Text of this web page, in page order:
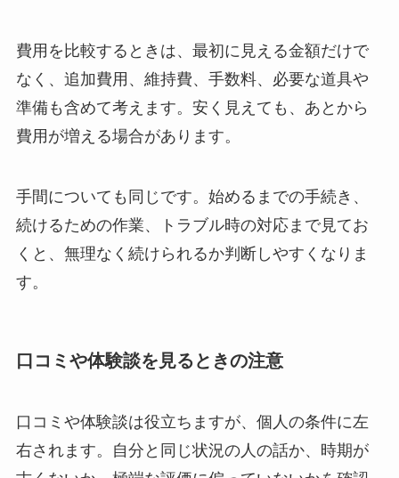
費用を比較するときは、最初に見える金額だけで
なく、追加費用、維持費、手数料、必要な道具や
準備も含めて考えます。安く見えても、あとから
費用が増える場合があります。
手間についても同じです。始めるまでの手続き、
続けるための作業、トラブル時の対応まで見てお
くと、無理なく続けられるか判断しやすくなりま
す。
口コミや体験談を見るときの注意
口コミや体験談は役立ちますが、個人の条件に左
右されます。自分と同じ状況の人の話か、時期が